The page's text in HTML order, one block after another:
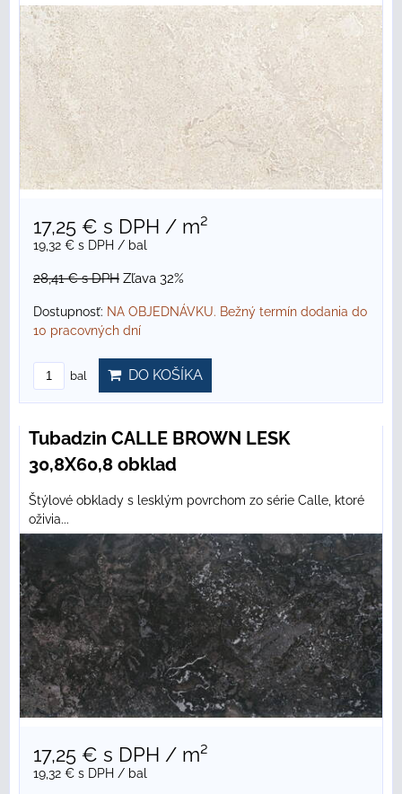
17,25 € s DPH / m²
19,32 € s DPH / bal
28,41 €s DPH Zľava 32%
Dostupnosť: NA OBJEDNÁVKU. Bežný termín dodania do
10 pracovných dní
bal DO KOŠÍKA
Tubadzin CALLE BROWN LESK
30,8X60,8 obklad
Štýlové obklady s lesklým povrchom zo série Calle, ktoré
oživia...
17,25 € s DPH / m²
19,32 € s DPH / bal